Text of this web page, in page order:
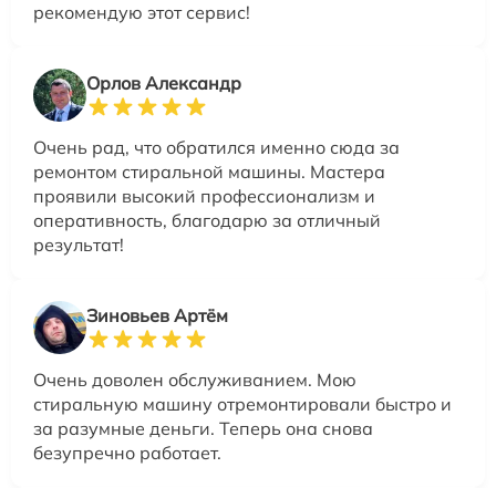
рекомендую этот сервис!
Орлов Александр
Очень рад, что обратился именно сюда за
ремонтом стиральной машины. Мастера
проявили высокий профессионализм и
оперативность, благодарю за отличный
результат!
Зиновьев Артём
Очень доволен обслуживанием. Мою
стиральную машину отремонтировали быстро и
за разумные деньги. Теперь она снова
безупречно работает.